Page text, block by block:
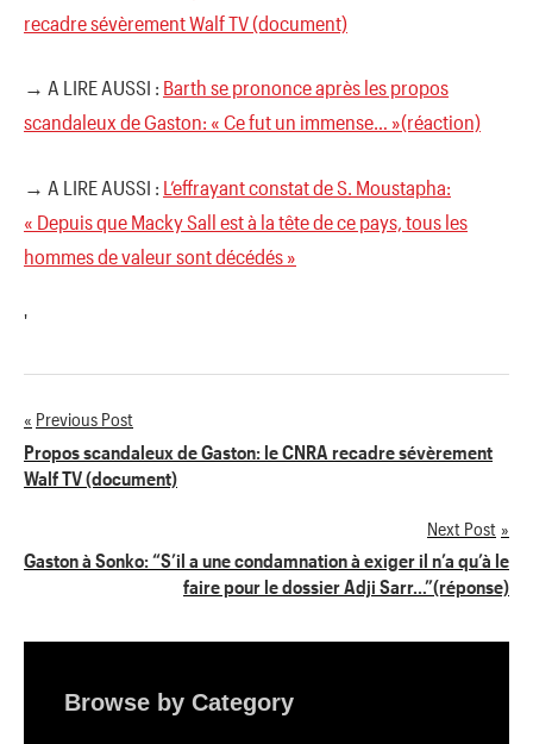
recadre sévèrement Walf TV (document)
→ A LIRE AUSSI : Barth se prononce après les propos
scandaleux de Gaston: « Ce fut un immense… »(réaction)
→ A LIRE AUSSI : L’effrayant constat de S. Moustapha:
« Depuis que Macky Sall est à la tête de ce pays, tous les
hommes de valeur sont décédés »
'
Navigation
de
Previous Post
Propos scandaleux de Gaston: le CNRA recadre sévèrement
Walf TV (document)
Next Post
Gaston à Sonko: “S’il a une condamnation à exiger il n’a qu’à le
faire pour le dossier Adji Sarr…”(réponse)
Browse by Category